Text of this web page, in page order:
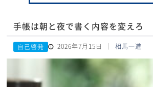
手帳は朝と夜で書く内容を変えろ
自己啓発 2026年7月15日 相馬一進